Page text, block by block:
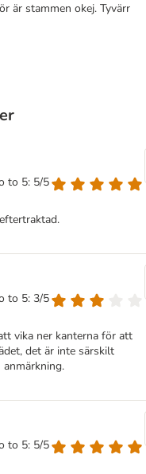
är stammen okej. Tyvärr
to 5: 5/5
to 5: 3/5
vika ner kanterna för att
det är inte särskilt
to 5: 5/5